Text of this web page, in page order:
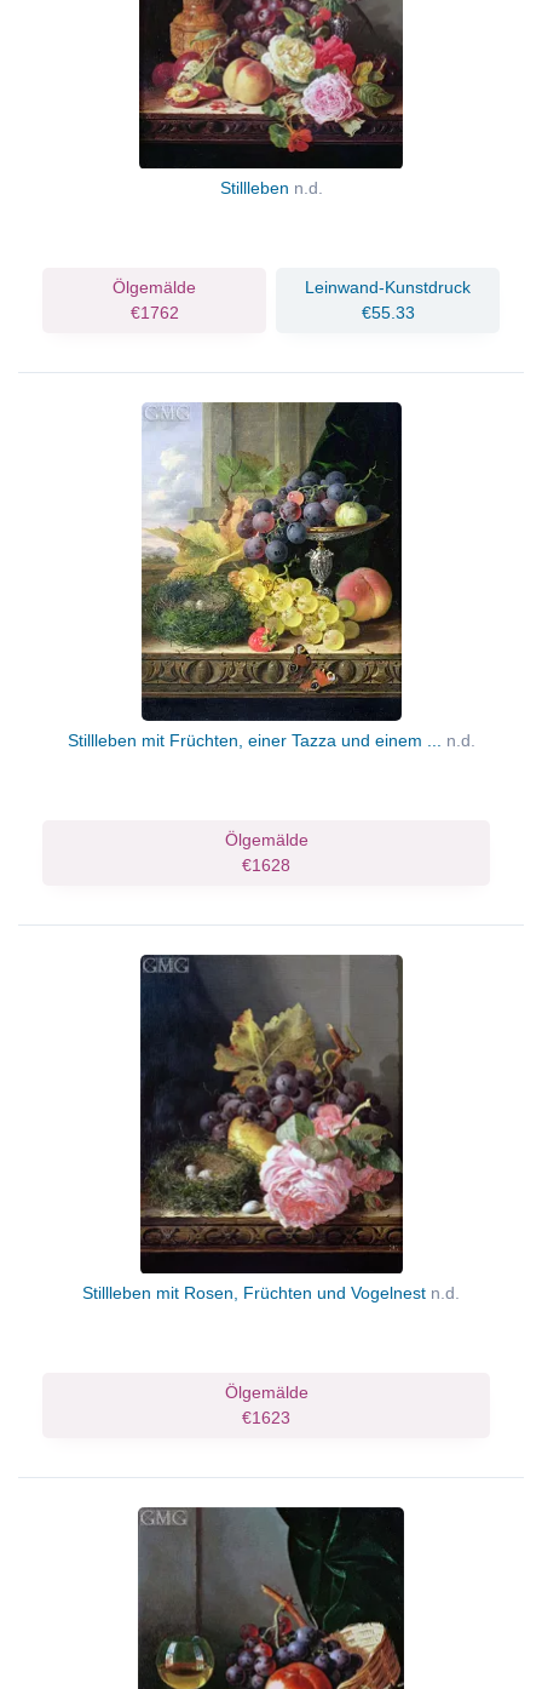
Stillleben n.d.
Ölgemälde
€1762
Leinwand-Kunstdruck
€55.33
Stillleben mit Früchten, einer Tazza und einem ... n.d.
Ölgemälde
€1628
Stillleben mit Rosen, Früchten und Vogelnest n.d.
Ölgemälde
€1623